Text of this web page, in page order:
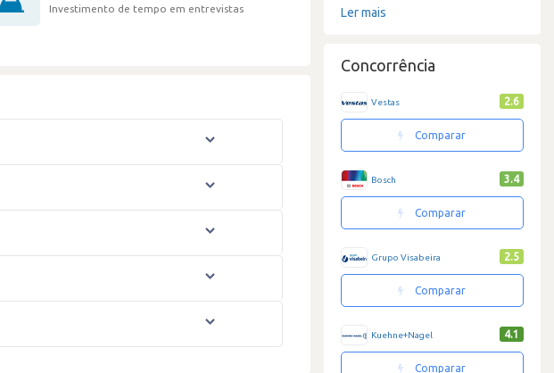
Investimento de tempo em entrevistas
Ler mais
Concorrência
Vestas 2.6
Comparar
Bosch 3.4
Comparar
Grupo Visabeira 2.5
Comparar
Kuehne+Nagel 4.1
Comparar